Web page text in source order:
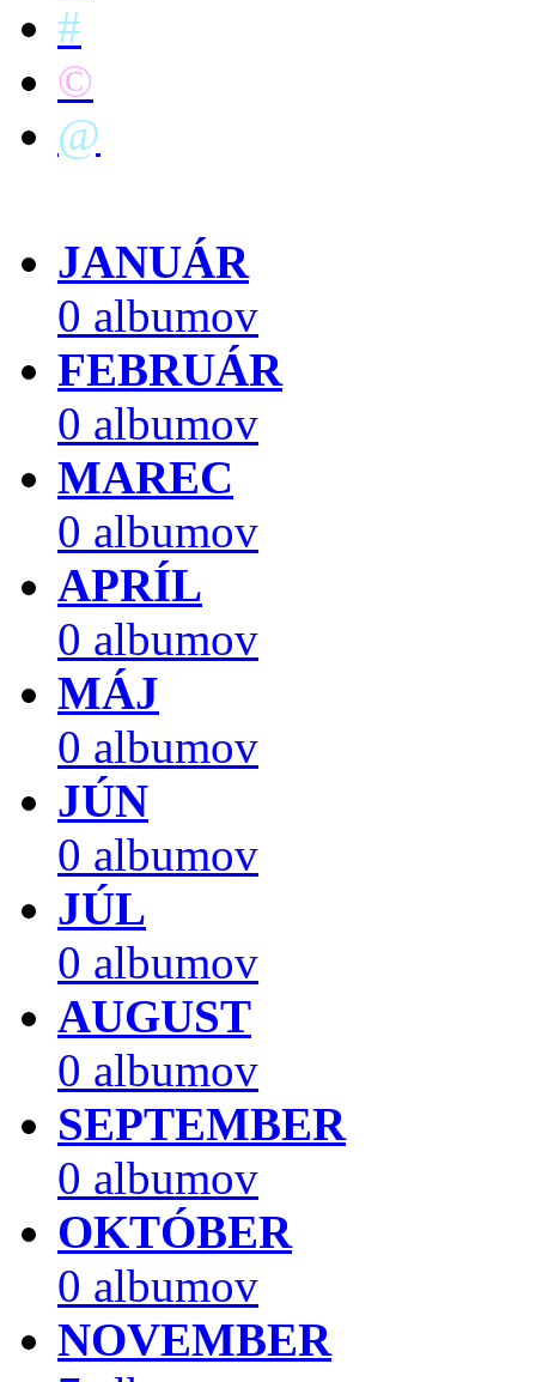
#
©
@
JANUÁR
0 albumov
FEBRUÁR
0 albumov
MAREC
0 albumov
APRÍL
0 albumov
MÁJ
0 albumov
JÚN
0 albumov
JÚL
0 albumov
AUGUST
0 albumov
SEPTEMBER
0 albumov
OKTÓBER
0 albumov
NOVEMBER